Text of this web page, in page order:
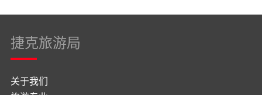
捷克旅游局
关于我们